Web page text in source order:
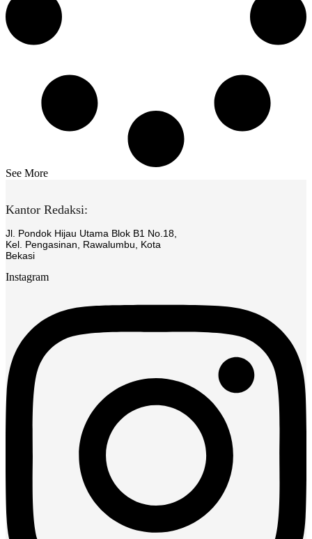
See More
Kantor Redaksi:
Jl. Pondok Hijau Utama Blok B1 No.18,
Kel. Pengasinan, Rawalumbu, Kota
Bekasi
Instagram